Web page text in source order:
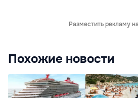
Разместить рекламу
Похожие новости